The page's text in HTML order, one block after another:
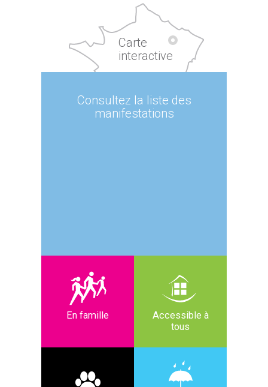
Carte
interactive
Consultez la liste des
manifestations
En famille
Accessible à
tous